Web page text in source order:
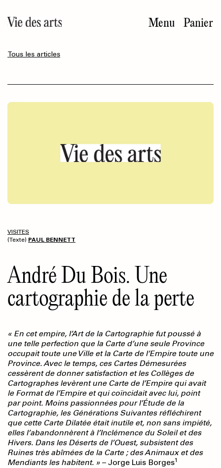
au
contenu
Menu Panier
Tous les articles
VISITES
(Texte) PAUL BENNETT
André Du Bois. Une
cartographie de la perte
« En cet empire, l’Art de la Cartographie fut poussé à
une telle perfection que la Carte d’une seule Province
occupait toute une Ville et la Carte de l’Empire toute une
Province. Avec le temps, ces Cartes Démesurées
cessèrent de donner satisfaction et les Collèges de
Cartographes levèrent une Carte de l’Empire qui avait
le Format de l’Empire et qui coïncidait avec lui, point
par point. Moins passionnées pour l’Étude de la
Cartographie, les Générations Suivantes réfléchirent
que cette Carte Dilatée était inutile et, non sans impiété,
elles l’abandonnèrent à l’Inclémence du Soleil et des
Hivers. Dans les Déserts de l’Ouest, subsistent des
Ruines très abîmées de la Carte ; des Animaux et des
Mendiants les habitent. » – Jorge Luis Borges1